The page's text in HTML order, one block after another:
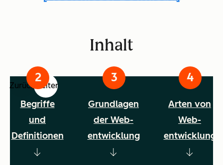
Inhalt
Zurück Weiter
Begriffe
und
Definitionen
Grundlagen
der Web-
entwicklung
Arten von
Web-
entwicklung